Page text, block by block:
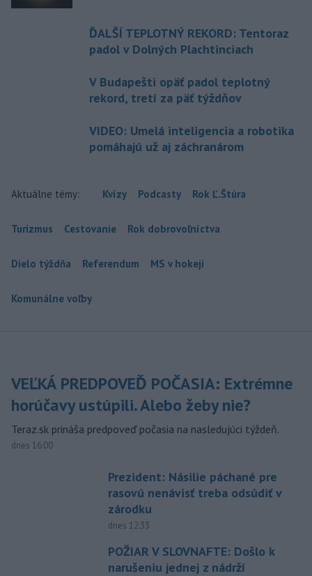
ĎALŠÍ TEPLOTNÝ REKORD: Tentoraz
padol v Dolných Plachtinciach
V Budapešti opäť padol teplotný
rekord, tretí za päť týždňov
VIDEO: Umelá inteligencia a robotika
pomáhajú už aj záchranárom
Aktuálne témy: Kvízy Podcasty Rok Ľ.Štúra
Turizmus Cestovanie Rok dobrovoľníctva
Dielo týždňa Referendum MS v hokeji
Komunálne voľby
VEĽKÁ PREDPOVEĎ POČASIA: Extrémne
horúčavy ustúpili. Alebo žeby nie?
Teraz.sk prináša predpoveď počasia na nasledujúci týždeň.
dnes 16:00
Prezident: Násilie páchané pre
rasovú nenávisť treba odsúdiť v
zárodku
dnes 12:33
POŽIAR V SLOVNAFTE: Došlo k
narušeniu jednej z nádrží